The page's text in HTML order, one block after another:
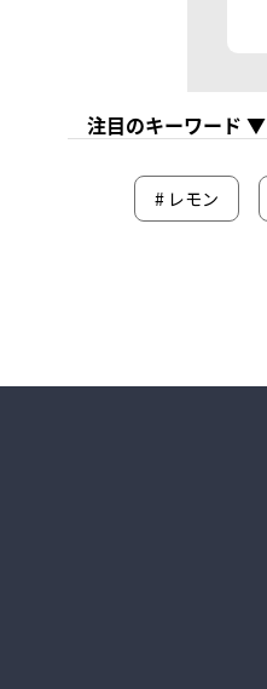
注目のキーワード ▼
# レモン